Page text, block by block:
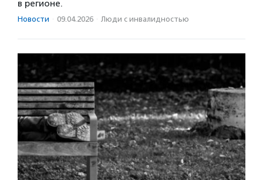
в регионе.
Новости · 09.04.2026 · Люди с инвалидностью